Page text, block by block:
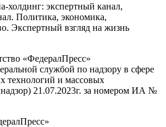
холдинг: экспертный канал,
Политика, экономика,
Экспертный взгляд на жизнь
«ФедералПресс»
службой по надзору в сфере
технологий и массовых
21.07.2023г. за номером ИА №